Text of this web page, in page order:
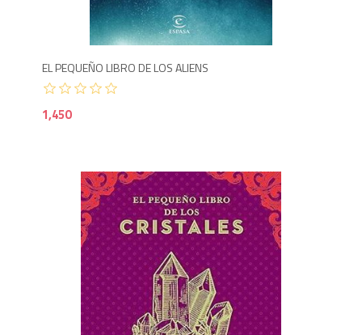
EL PEQUEÑO LIBRO DE LOS ALIENS
1,450